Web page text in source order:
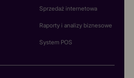
Sprzedaż internetowa
Raporty i analizy biznesowe
System POS